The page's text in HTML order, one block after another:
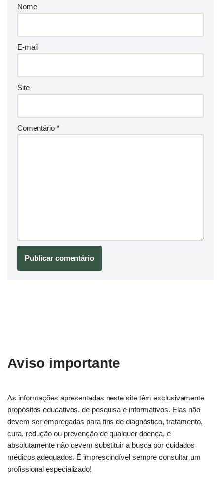
Nome
E-mail
Site
Comentário *
Aviso importante
As informações apresentadas neste site têm exclusivamente
propósitos educativos, de pesquisa e informativos. Elas não
devem ser empregadas para fins de diagnóstico, tratamento,
cura, redução ou prevenção de qualquer doença, e
absolutamente não devem substituir a busca por cuidados
médicos adequados. É imprescindível sempre consultar um
profissional especializado!